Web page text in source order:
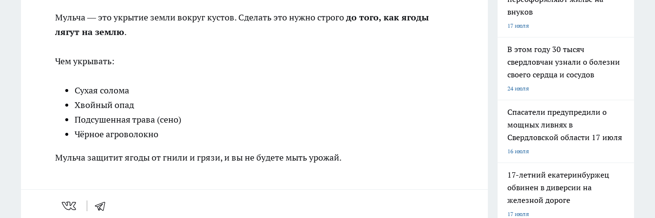
Мульча — это укрытие земли вокруг кустов. Сделать это нужно строгодо того, как ягоды
лягут на землю.
Чем укрывать:
Сухая солома
Хвойный опад
Подсушенная трава (сено)
Чёрное агроволокно
Мульча защитит ягоды от гнили и грязи, и вы не будете мыть урожай.
внуков
17 июля
В этом году 30 тысяч
свердловчан узнали о болезни
своего сердца и сосудов
24 июля
Спасатели предупредили о
мощных ливнях в
Свердловской области 17 июля
16 июля
17-летний екатеринбуржец
обвинен в диверсии на
железной дороге
17 июля